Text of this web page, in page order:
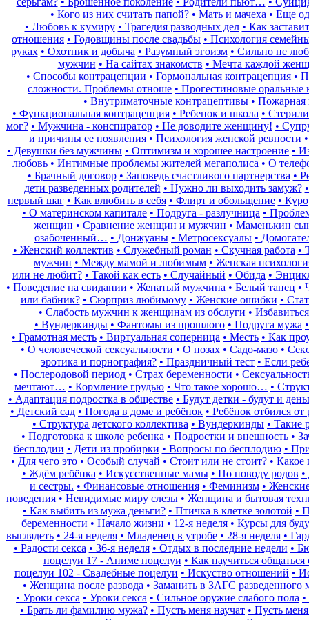
• Кого из них считать папой? • Мать и мачеха • Еще
• Любовь к кумиру • Трагедия разводных дел • Как
отношения • Годовщины после свадьбы • Психология
руках • Охотник и добыча • Разумный эгоизм • Сильно не
мужчин • На сайтах знакомств • Мечта каждой
• Способы контрацепции • Гормональная контрацепция •
сложности. Проблемы отноше • Прогестиновые оральные
• Внутриматочные контрацептивы • Пожарная
• Функциональная контрацепция • Ребенок и школа •
мог? • Мужчина - конспиратор • Не доводите женщину! •
и причины ее появления • Психология женской ревности
• Девушки без мужчины • Оптимизм и хорошее настроение •
любовь • Интимные проблемы жителей мегаполиса • О
• Брачный договор • Заповедь счастливого партнерства •
дети разведенных родителей • Нужно ли выходить замуж?
первый шаг • Как влюбить в себя • Флирт и обольщение •
• О материнском капитале • Подруга - разлучница •
женщин • Сравнение женщин и мужчин • Маменькин
озабоченный… • Донжуаны • Метросексуалы •
• Женский коллектив • Служебный роман • Скучная работа •
мужчин • Между мамой и любимым • Женская
или не любит? • Такой как есть • Случайный • Обида •
• Поведение на свидании • Женатый мужчина • Белый танец •
или бабник? • Сюрприз любимому • Женские ошибки •
• Слабость мужчин к женщинам из обслуги •
• Вундеркинды • Фантомы из прошлого • Подруга мужа
• Грамотная месть • Виртуальная соперница • Месть • Как
• О человеческой сексуальности • О позах • Садо-мазо •
эротика и порнография? • Праздничный тест • Если
• Послеродовой период • Страх беременности •
мечтают… • Кормление грудью • Что такое хорошо… •
• Адаптация подростка в обществе • Будут детки - будут и
• Детский сад • Погода в доме и ребёнок • Ребёнок отбился от
• Структура детского коллектива • Вундеркинды • Такие
• Подготовка к школе ребенка • Подростки и внешность •
бесплодии • Дети из пробирки • Вопросы по бесплодию •
• Для чего это • Особый случай • Стоит или не стоит? •
• Ждём ребёнка • Искусственные мамы • По поводу родов
и сестры. • Финансовые отношения • Феминизм •
поведения • Невидимые миру слезы • Женщина и бытовая
• Как выбить из мужа деньги? • Птичка в клетке золотой •
беременности • Начало жизни • 12-я неделя • Курсы для
выглядеть • 24-я неделя • Младенец в утробе • 28-я неделя •
• Радости секса • 36-я неделя • Отдых в последние недели •
поцелуи 17 - Аниме поцелуи • Как научиться
поцелуи 102 - Свадебные поцелуи • Искуство отношений •
• Женщина после развода • Заманить в ЗАГС разведенного
• Уроки секса • Уроки секса • Сильное оружие слабого пола
• Брать ли фамилию мужа? • Пусть меня научат • Пусть